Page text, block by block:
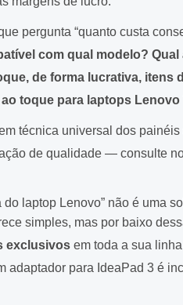
pergunta “quanto custa
com qual modelo?
de forma lucrativa, itens
toque para laptops Lenovo
técnica universal dos
de qualidade — consulte
do laptop Lenovo” não é uma
simples, mas por baixo
exclusivos em toda a sua
adaptador para IdeaPad 3 é